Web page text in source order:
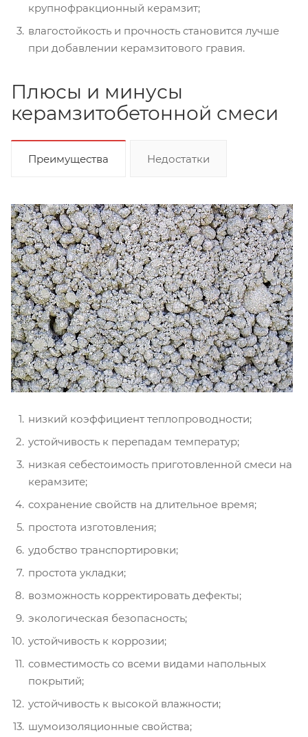
крупнофракционный керамзит;
влагостойкость и прочность становится лучше
при добавлении керамзитового гравия.
Плюсы и минусы
керамзитобетонной смеси
Преимущества Недостатки
низкий коэффициент теплопроводности;
устойчивость к перепадам температур;
низкая себестоимость приготовленной смеси на
керамзите;
сохранение свойств на длительное время;
простота изготовления;
удобство транспортировки;
простота укладки;
возможность корректировать дефекты;
экологическая безопасность;
устойчивость к коррозии;
совместимость со всеми видами напольных
покрытий;
устойчивость к высокой влажности;
шумоизоляционные свойства;